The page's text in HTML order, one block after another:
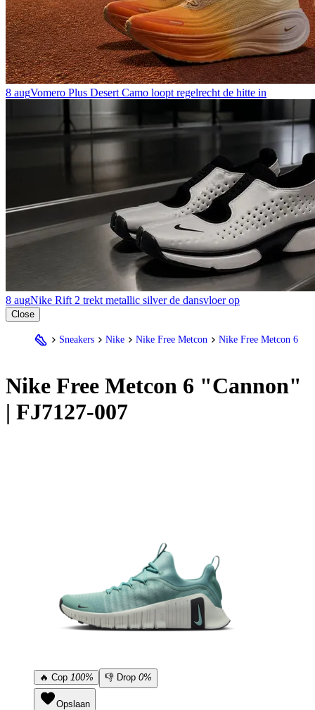
8 augVomero Plus Desert Camo loopt regelrecht de hitte in
8 augNike Rift 2 trekt metallic silver de dansvloer op
Close
Sneakers Nike Nike Free Metcon Nike Free Metcon 6
Nike Free Metcon 6 "Cannon"
| FJ7127-007
🔥 Cop 100% 👎 Drop 0%
Opslaan